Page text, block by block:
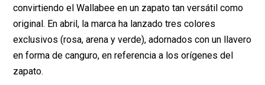
convirtiendo el Wallabee en un zapato tan versátil como
original. En abril, la marca ha lanzado tres colores
exclusivos (rosa, arena y verde), adornados con un llavero
en forma de canguro, en referencia a los orígenes del
zapato.